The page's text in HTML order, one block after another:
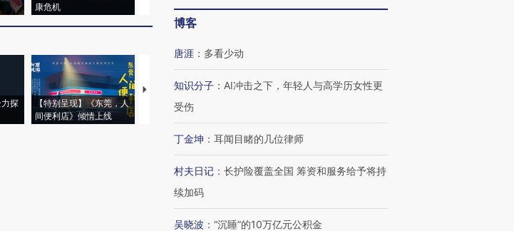
康危机
要防空导弹“救急”
13人遇难
力探
【特别呈现】《东莞，人
间便利店》倾情上线
【推广】走进第四届链博
会，让数智科技“链”接产
【商旅对话】华住集团
博客
唐涯 ： 多看少动
知识分子 ： AI冲击之下，年轻人与高学历女性更
受伤
丁金坤 ： 耳闻目睹的几位律师
村夫日记 ： 长护险覆盖全国 筹资和服务给予将持
续加码
吴晓波 ： “沉睡”的10万亿元公积金